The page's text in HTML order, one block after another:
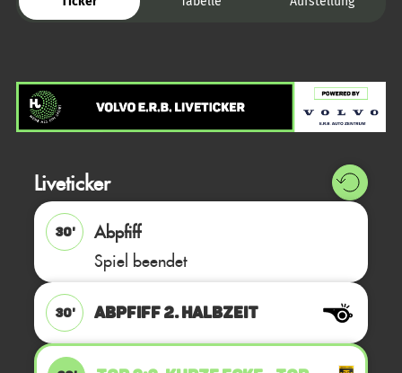
Liveticker
30'
Abpfiff
Spiel beendet
30' ABPFIFF 2. Halbzeit